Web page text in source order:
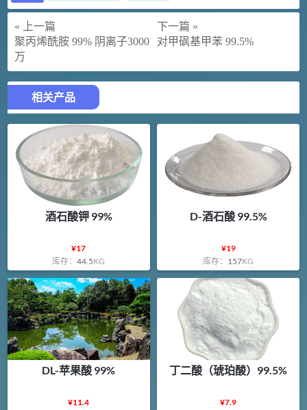
« 上一篇
聚丙烯酰胺 99% 阴离子3000
万
下一篇 »
对甲砜基甲苯 99.5%
相关产品
酒石酸钾 99%
¥17
库存：44.5KG
D-酒石酸 99.5%
¥19
库存： 157KG
DL-苹果酸 99%
¥11.4
丁二酸（琥珀酸）99.5%
¥7.9